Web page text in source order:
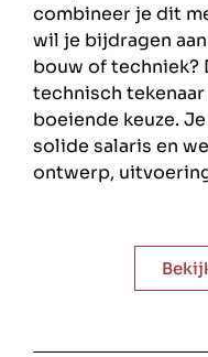
combineer je dit
wil je bijdragen
bouw of techniek?
technisch
boeiende keuze.
solide salaris en
ontwerp,